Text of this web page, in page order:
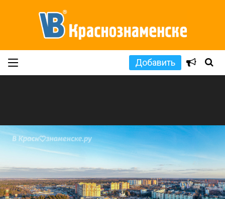
Добавить